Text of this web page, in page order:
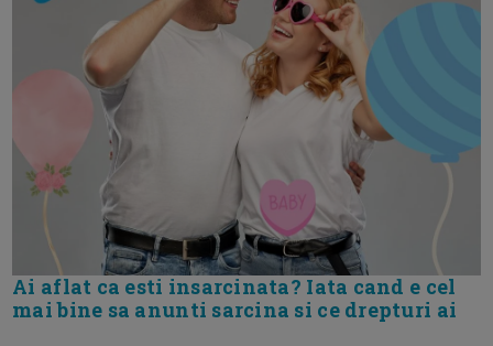
Ai aflat ca esti insarcinata? Iata cand e cel
mai bine sa anunti sarcina si ce drepturi ai